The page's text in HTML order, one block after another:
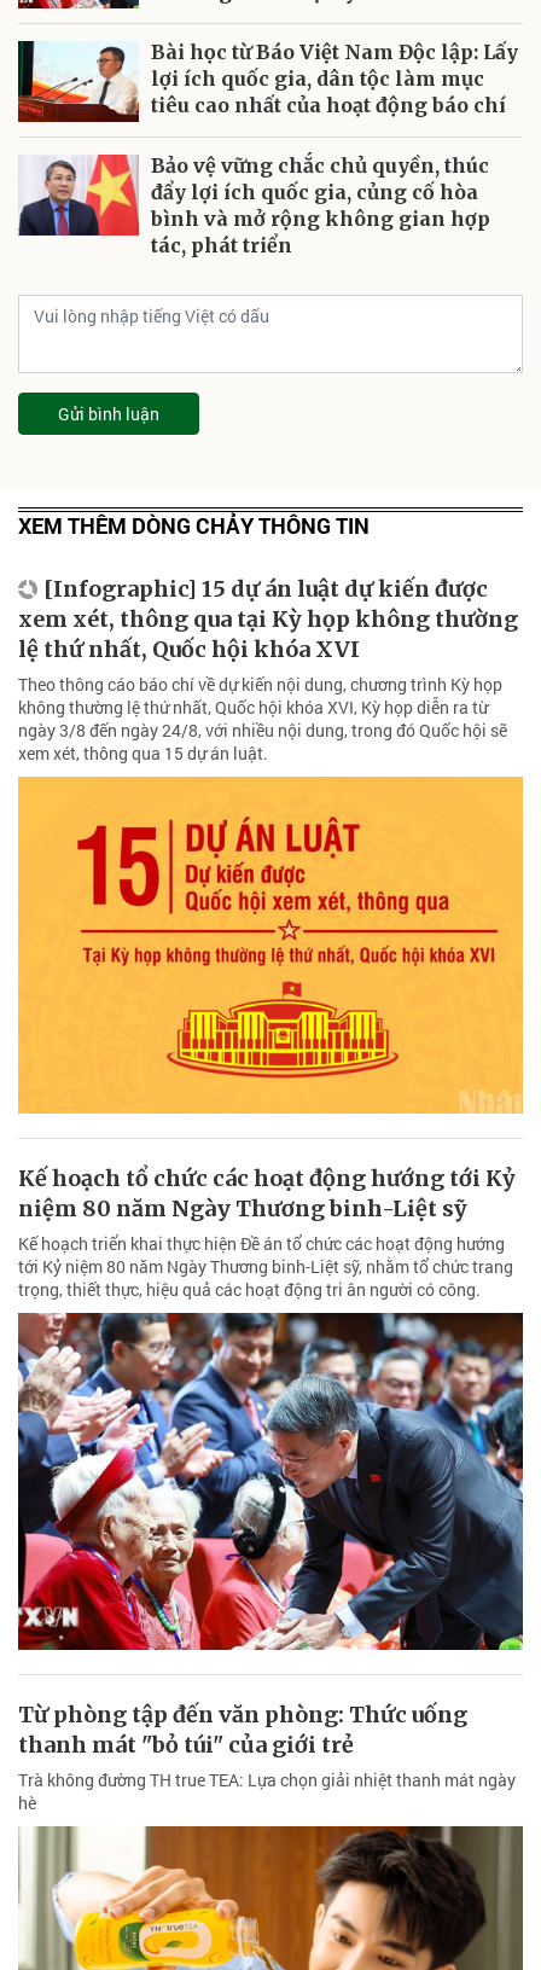
Bài học từ Báo Việt Nam Độc lập: Lấy
lợi ích quốc gia, dân tộc làm mục
tiêu cao nhất của hoạt động báo chí
Bảo vệ vững chắc chủ quyền, thúc
đẩy lợi ích quốc gia, củng cố hòa
bình và mở rộng không gian hợp
tác, phát triển
Gửi bình luận
XEM THÊM DÒNG CHẢY THÔNG TIN
[Infographic] 15 dự án luật dự kiến được
xem xét, thông qua tại Kỳ họp không thường
lệ thứ nhất, Quốc hội khóa XVI
Theo thông cáo báo chí về dự kiến nội dung, chương trình Kỳ họp
không thường lệ thứ nhất, Quốc hội khóa XVI, Kỳ họp diễn ra từ
ngày 3/8 đến ngày 24/8, với nhiều nội dung, trong đó Quốc hội sẽ
xem xét, thông qua 15 dự án luật.
Kế hoạch tổ chức các hoạt động hướng tới Kỷ
niệm 80 năm Ngày Thương binh-Liệt sỹ
Kế hoạch triển khai thực hiện Đề án tổ chức các hoạt động hướng
tới Kỷ niệm 80 năm Ngày Thương binh-Liệt sỹ, nhằm tổ chức trang
trọng, thiết thực, hiệu quả các hoạt động tri ân người có công.
Từ phòng tập đến văn phòng: Thức uống
thanh mát "bỏ túi" của giới trẻ
Trà không đường TH true TEA: Lựa chọn giải nhiệt thanh mát ngày
hè